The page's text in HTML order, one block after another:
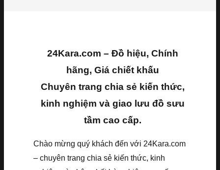
24Kara.com – Đồ hiệu, Chính
hãng, Giá chiết khấu
Chuyên trang chia sẻ kiến thức,
kinh nghiệm và giao lưu đồ sưu
tầm cao cấp.
Chào mừng quý khách đến với 24Kara.com
– chuyên trang chia sẻ kiến thức, kinh